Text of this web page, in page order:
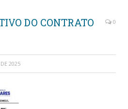
DO CONTRATO
0
2025